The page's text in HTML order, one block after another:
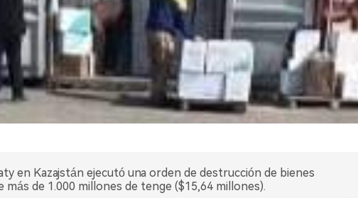
en Kazajstán ejecutó una orden de destrucción de bienes
de 1.000 millones de tenge ($15,64 millones).